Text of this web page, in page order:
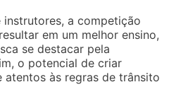
a competição
em um melhor ensino,
se destacar pela
o potencial de criar
atentos às regras de trânsito